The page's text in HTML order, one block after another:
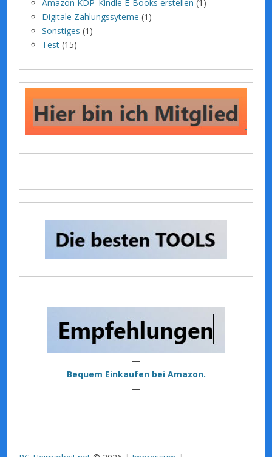
Amazon KDP_Kindle E-Books erstellen (1)
Digitale Zahlungssyteme (1)
Sonstiges (1)
Test (15)
—
Bequem Einkaufen bei Amazon.
—